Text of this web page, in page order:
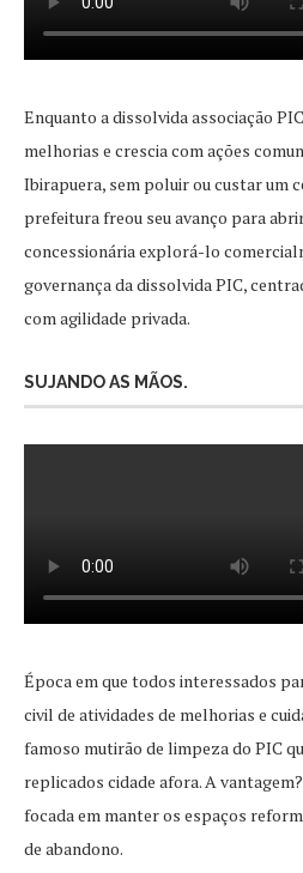
Enquanto a dissolvida associação
melhorias e crescia com ações
Ibirapuera, sem poluir ou custar um
prefeitura freou seu avanço para
concessionária explorá-lo
governança da dissolvida PIC,
com agilidade privada.
SUJANDO AS MÃOS.
Época em que todos interessados
civil de atividades de melhorias e
famoso mutirão de limpeza do PIC
replicados cidade afora. A
focada em manter os espaços
de abandono.